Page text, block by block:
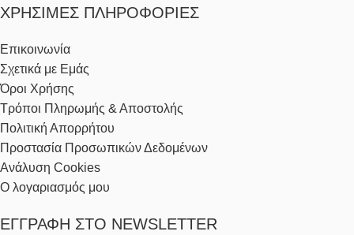
ΧΡΉΣΙΜΕΣ ΠΛΗΡΟΦΟΡΊΕΣ
Επικοινωνία
Σχετικά με Εμάς
Όροι Χρήσης
Τρόποι Πληρωμής & Αποστολής
Πολιτική Απορρήτου
Προστασία Προσωπικών Δεδομένων
Ανάλυση Cookies
Ο λογαριασμός μου
ΕΓΓΡΑΦΉ ΣΤΟ NEWSLETTER